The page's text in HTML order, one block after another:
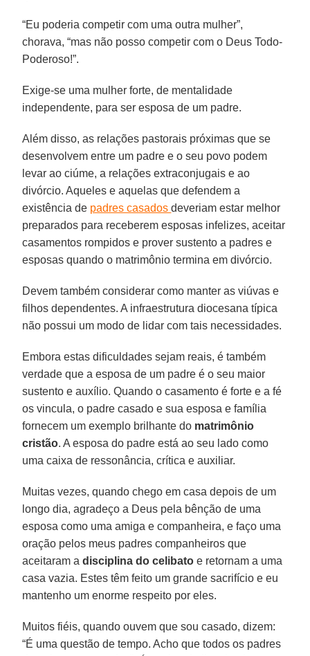
“Eu poderia competir com uma outra mulher”,
chorava, “mas não posso competir com o Deus Todo-
Poderoso!”.
Exige-se uma mulher forte, de mentalidade
independente, para ser esposa de um padre.
Além disso, as relações pastorais próximas que se
desenvolvem entre um padre e o seu povo podem
levar ao ciúme, a relações extraconjugais e ao
divórcio. Aqueles e aquelas que defendem a
existência de padres casadosdeveriam estar melhor
preparados para receberem esposas infelizes, aceitar
casamentos rompidos e prover sustento a padres e
esposas quando o matrimônio termina em divórcio.
Devem também considerar como manter as viúvas e
filhos dependentes. A infraestrutura diocesana típica
não possui um modo de lidar com tais necessidades.
Embora estas dificuldades sejam reais, é também
verdade que a esposa de um padre é o seu maior
sustento e auxílio. Quando o casamento é forte e a fé
os vincula, o padre casado e sua esposa e família
fornecem um exemplo brilhante do matrimônio
cristão. A esposa do padre está ao seu lado como
uma caixa de ressonância, crítica e auxiliar.
Muitas vezes, quando chego em casa depois de um
longo dia, agradeço a Deus pela bênção de uma
esposa como uma amiga e companheira, e faço uma
oração pelos meus padres companheiros que
aceitaram a disciplina do celibato e retornam a uma
casa vazia. Estes têm feito um grande sacrifício e eu
mantenho um enorme respeito por eles.
Muitos fiéis, quando ouvem que sou casado, dizem:
“É uma questão de tempo. Acho que todos os padres